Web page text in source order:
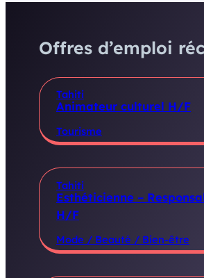
Offres d’emploi
Tahiti
Animateur culturel H/F
Tourisme
Tahiti
Esthéticienne –
H/F
Mode / Beauté / Bien-être